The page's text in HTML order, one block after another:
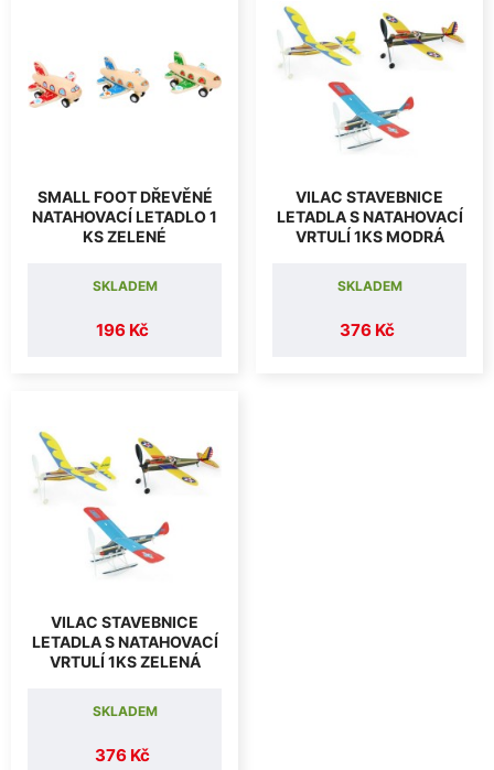
SMALL FOOT DŘEVĚNÉ
NATAHOVACÍ LETADLO 1
KS ZELENÉ
196 Kč
SKLADEM
VILAC STAVEBNICE
LETADLA S NATAHOVACÍ
VRTULÍ 1KS MODRÁ
376 Kč
SKLADEM
VILAC STAVEBNICE
LETADLA S NATAHOVACÍ
VRTULÍ 1KS ZELENÁ
376 Kč
SKLADEM